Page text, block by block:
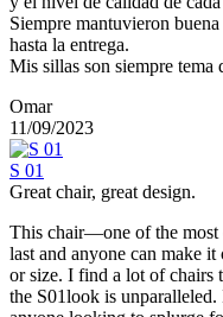
Siempre mantuvieron
hasta la entrega.
Mis sillas son siempre tema
Omar
11/09/2023
S 01
Great chair, great design.
This chair—one of the most
last and anyone can make
or size. I find a lot of chairs
the S01look is